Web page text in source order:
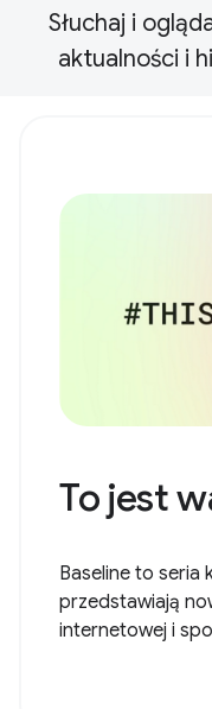
Słuchaj i
aktualności i
To jest
Baseline to seria
przedstawiają
internetowej i